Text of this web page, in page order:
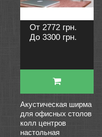
От 2772 грн.
До 3300 грн.
Акустическая ширма
для офисных столов
колл центров
настольная